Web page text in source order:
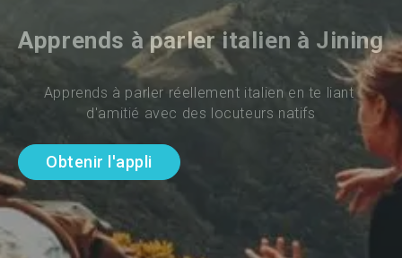
Apprends à parler italien à Jining
Apprends à parler réellement italien en te liant
d'amitié avec des locuteurs natifs
Obtenir l'appli